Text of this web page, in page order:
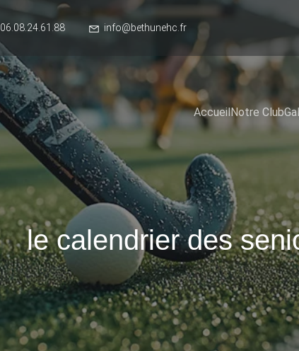
06.08.24.61.88 info@bethunehc.fr
AccueilNotre Club
le calendrier des